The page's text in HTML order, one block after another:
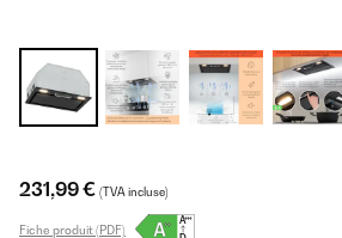
231,99 € (TVA incluse)
Fiche produit (PDF)